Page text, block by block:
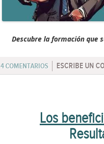
Descubre la formación que
4 COMENTARIOS ESCRIBE UN
Los